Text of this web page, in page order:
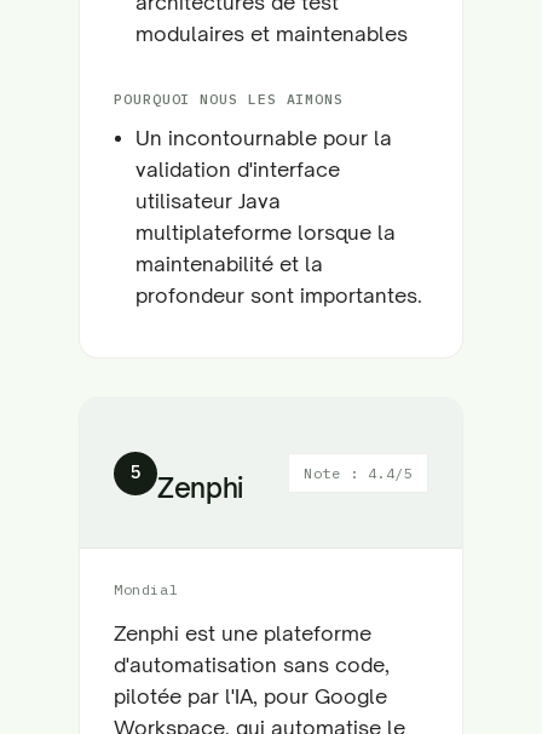
modulaires et maintenables
POURQUOI NOUS LES AIMONS
Un incontournable pour la
validation d'interface
utilisateur Java
multiplateforme lorsque la
maintenabilité et la
profondeur sont importantes.
5 Zenphi Note : 4.4/5
Mondial
Zenphi est une plateforme
d'automatisation sans code,
pilotée par l'IA, pour Google
Workspace, qui automatise le